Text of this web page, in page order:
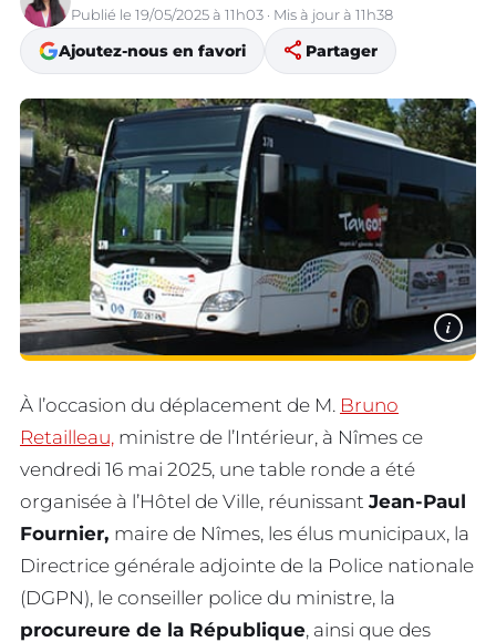
Publié le 19/05/2025 à 11h03 · Mis à jour à 11h38
Ajoutez-nous en favori share Partager
i
À l’occasion du déplacement de M. Bruno
Retailleau, ministre de l’Intérieur, à Nîmes ce
vendredi 16 mai 2025, une table ronde a été
organisée à l’Hôtel de Ville, réunissant Jean-Paul
Fournier, maire de Nîmes, les élus municipaux, la
Directrice générale adjointe de la Police nationale
(DGPN), le conseiller police du ministre, la
procureure de la République, ainsi que des